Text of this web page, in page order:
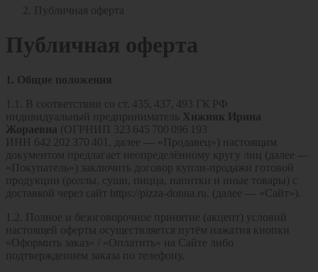
Публичная оферта
Публичная оферта
1. Общие положения
1.1. В соответствии со ст. 435, 437, 493 ГК РФ
индивидуальный предприниматель
Хижняк Ирина
Жораевна (ОГРНИП 323 645 700 096 193
ИНН 642 202 370 401, далее — «Продавец») настоящим
документом предлагает неопределённому кругу лиц (далее —
«Покупатель») заключить договор купли‑продажи готовой
продукции (роллы, суши, пицца, напитки и иные товары) с
доставкой через сайт https://pizza-donna.ru. (далее — «Сайт»).
1.2. Полное и безоговорочное принятие (акцепт) условий
настоящей оферты осуществляется путём нажатия кнопки
«Оформить заказ» / «Оплатить» на Сайте либо
подтверждением заказа по телефону.